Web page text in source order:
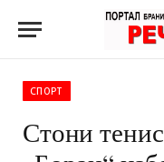
СПОРТ
Стони